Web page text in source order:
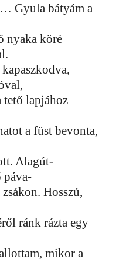
Gyula bátyám a
nyaka köré
tető lapjához
a füst bevonta,
Alagút-
páva-
Hosszú,
ránk rázta egy
mikor a